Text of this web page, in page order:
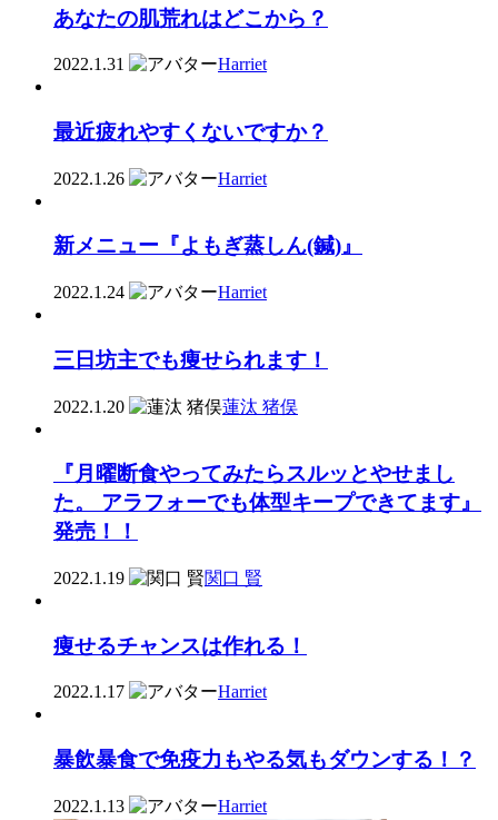
あなたの肌荒れはどこから？
2022.1.31 Harriet
最近疲れやすくないですか？
2022.1.26 Harriet
新メニュー『よもぎ蒸しん(鍼)』
2022.1.24 Harriet
三日坊主でも痩せられます！
2022.1.20 蓮汰 猪俣
『月曜断食やってみたらスルッとやせまし
た。 アラフォーでも体型キープできてます』
発売！！
2022.1.19 関口 賢
痩せるチャンスは作れる！
2022.1.17 Harriet
暴飲暴食で免疫力もやる気もダウンする！？
2022.1.13 Harriet